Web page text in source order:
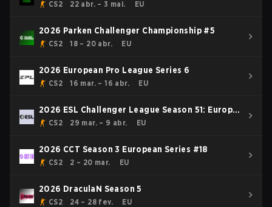
- Cup #4
CS2 22 abr. – 3 mai. EU
2026 Parken Challenger Championship #5
CS2 18 – 20 abr. EU
2026 European Pro League Series 6
CS2 16 mar. – 16 abr. EU
2026 ESL Challenger League Season 51: Europe
- Cup #3
CS2 29 mar. – 9 abr. EU
2026 CCT Season 3 European Series #18
CS2 2 – 20 mar. EU
2026 DraculaN Season 5
CS2 24 – 28 fev. EU